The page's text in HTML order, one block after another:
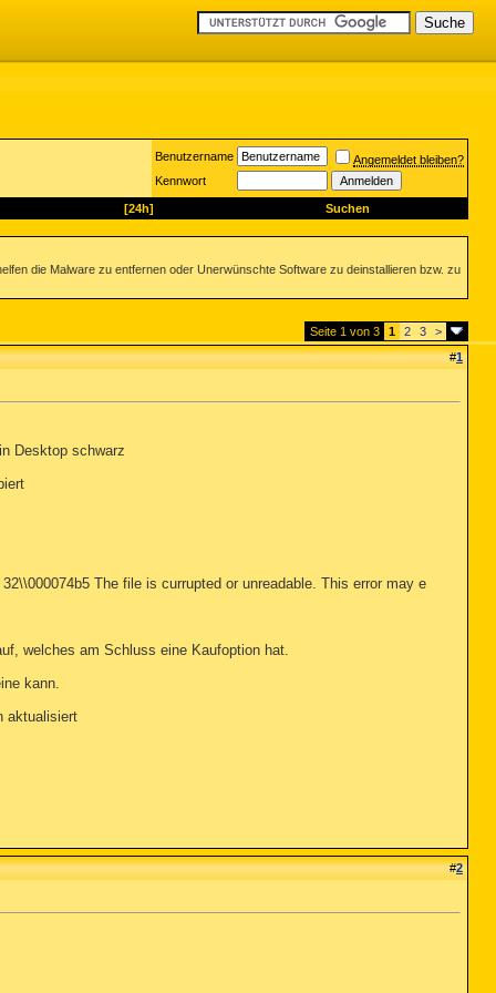
Benutzername
Angemeldet bleiben?
Kennwort
[24h] Suchen
die Malware zu entfernen oder Unerwünschte Software zu deinstallieren bzw. zu
Seite 1 von 3 1 2 3
>
#1
Desktop schwarz
The file is currupted or unreadable. This error may e
welches am Schluss eine Kaufoption hat.
kann.
aktualisiert
#2